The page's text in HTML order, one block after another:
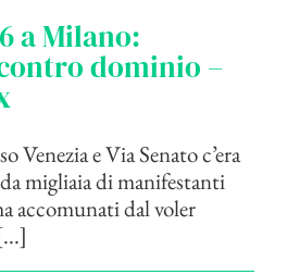
a Milano:
dominio –
Venezia e Via Senato c’era
migliaia di manifestanti
accomunati dal voler